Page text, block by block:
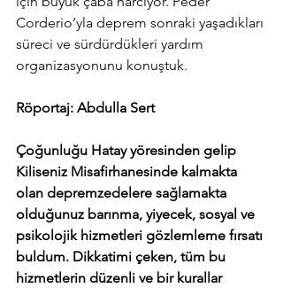
Corderio’yla deprem sonraki yaşadıkları
süreci ve sürdürdükleri yardım
organizasyonunu konuştuk.
Röportaj: Abdulla Sert
Çoğunluğu Hatay yöresinden gelip
Kiliseniz Misafirhanesinde kalmakta
olan depremzedelere sağlamakta
olduğunuz barınma, yiyecek, sosyal ve
psikolojik hizmetleri gözlemleme fırsatı
buldum. Dikkatimi çeken, tüm bu
hizmetlerin düzenli ve bir kurallar